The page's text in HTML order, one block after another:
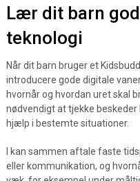
Lær dit barn
teknologi
Når dit barn bruger et
introducere gode digitale
hvornår og hvordan uret skal
nødvendigt at tjekke
hjælp i bestemte situationer.
I kan sammen aftale faste
eller kommunikation, og